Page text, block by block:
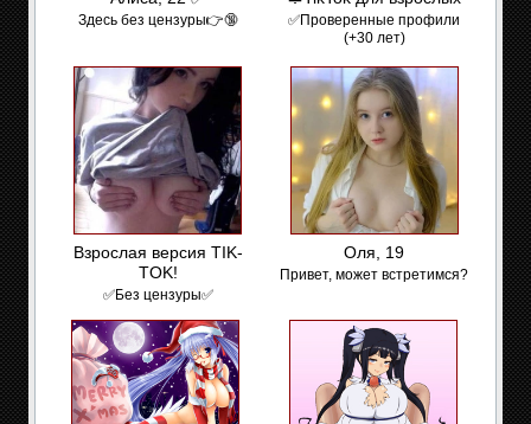
Здесь без цензуры👉🔞
✅Проверенные профили
(+30 лет)
Взрослая версия TIK-
TOK!
✅Без цензуры✅
Оля, 19
Привет, может встретимся?